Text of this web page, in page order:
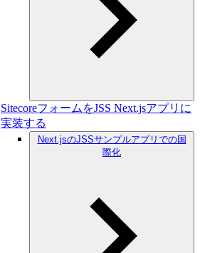
SitecoreフォームをJSS Next.jsアプリに
実装する
Next.jsのJSSサンプルアプリでの国
際化